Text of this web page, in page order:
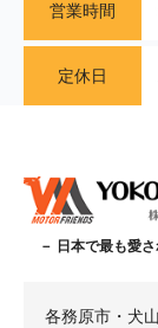
営業時間
定休日
－ 日本で最も愛
各務原市・犬